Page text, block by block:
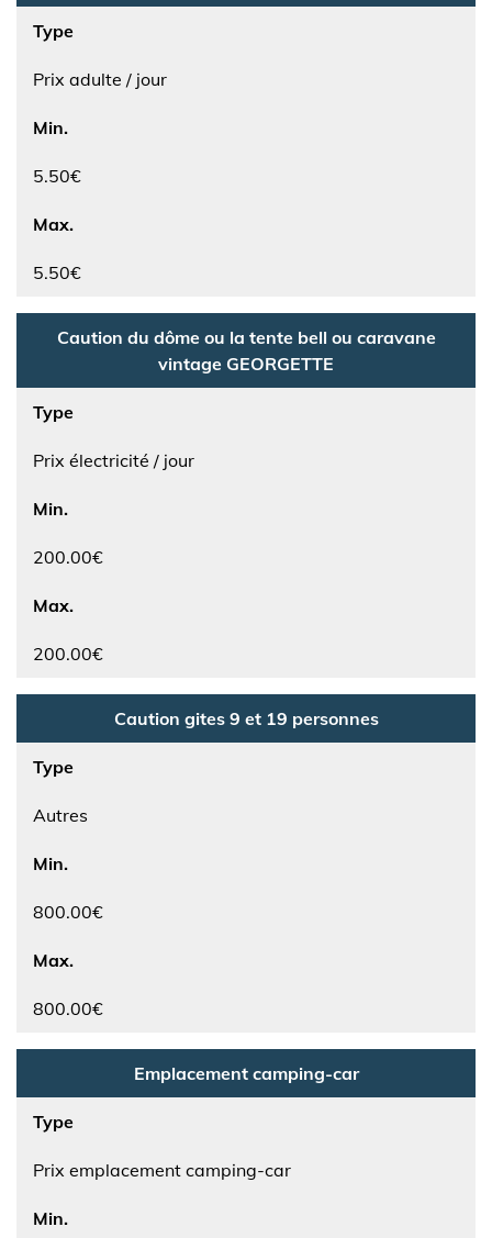
Type
Prix adulte / jour
Min.
5.50€
Max.
5.50€
Caution du dôme ou la tente bell ou caravane
vintage GEORGETTE
Type
Prix électricité / jour
Min.
200.00€
Max.
200.00€
Caution gites 9 et 19 personnes
Type
Autres
Min.
800.00€
Max.
800.00€
Emplacement camping-car
Type
Prix emplacement camping-car
Min.